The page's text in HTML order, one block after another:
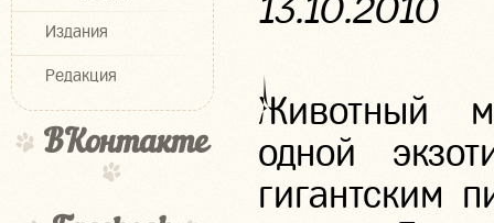
Издания
Редакция
ВКонтакте
13.10.2010
Животный
одной
гигантским